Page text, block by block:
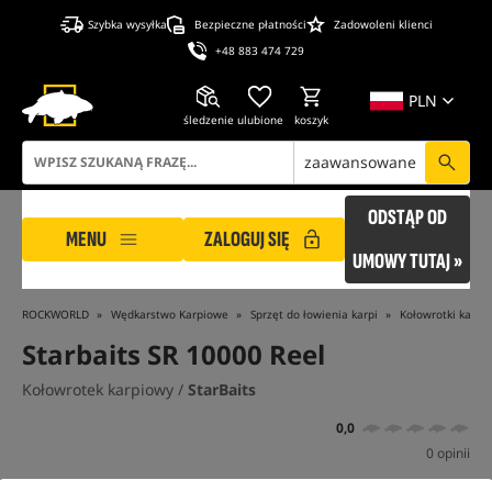
Szybka wysyłka Bezpieczne płatności
Zadowoleni klienci
+48 883 474 729
PLN
śledzenie ulubione koszyk
zaawansowane
MENU ZALOGUJ SIĘ
ODSTĄP OD
UMOWY TUTAJ »
ROCKWORLD Wędkarstwo Karpiowe Sprzęt do łowienia karpi Kołowrotki
Starbaits SR 10000 Reel
Kołowrotek karpiowy / StarBaits
0,0
0 opinii